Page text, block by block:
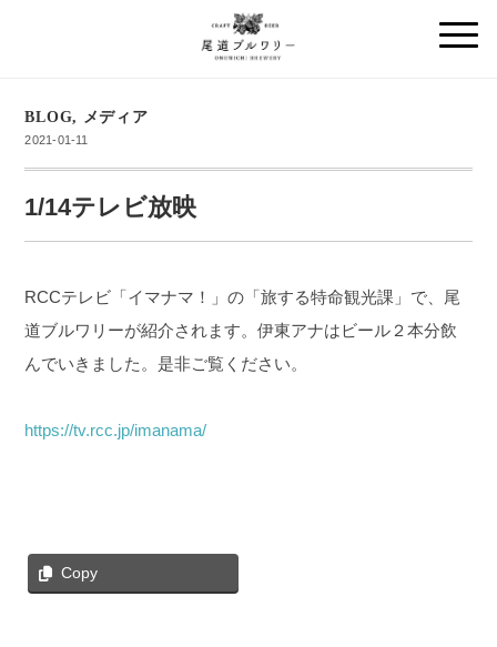
BLOG, メディア
2021-01-11
1/14テレビ放映
RCCテレビ「イマナマ！」の「旅する特命観光課」で、尾
道ブルワリーが紹介されます。伊東アナはビール２本分飲
んでいきました。 是非ご覧ください。
https://tv.rcc.jp/imanama/
Copy